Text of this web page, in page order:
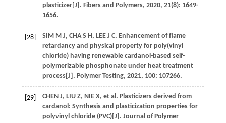
plasticizer[J]. Fibers and Polymers, 2020, 21(8): 1649-
1656.
[28] SIM M J, CHA S H, LEE J C. Enhancement of flame
retardancy and physical property for poly(vinyl
chloride) having renewable cardanol-based self-
polymerizable phosphonate under heat treatment
process[J]. Polymer Testing, 2021, 100: 107266.
[29] CHEN J, LIU Z, NIE X, et al. Plasticizers derived from
cardanol: Synthesis and plasticization properties for
polyvinyl chloride (PVC)[J]. Journal of Polymer